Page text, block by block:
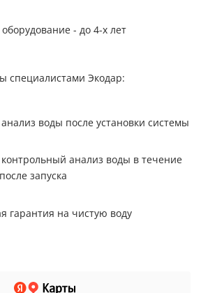
- до 4-х лет
специалистами Экодар:
воды после установки системы
анализ воды в течение
запуска
гарантия на чистую воду